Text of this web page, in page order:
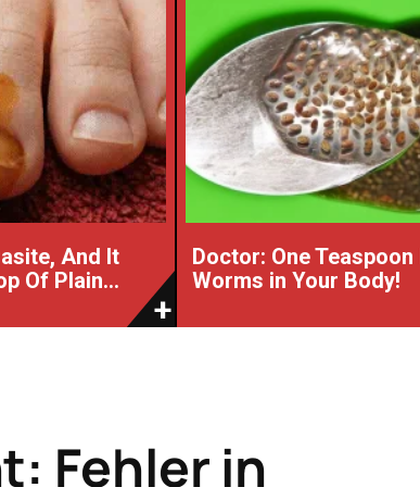
And It
Of Plain...
Doctor: One
Worms in Your Body!
Fehler in